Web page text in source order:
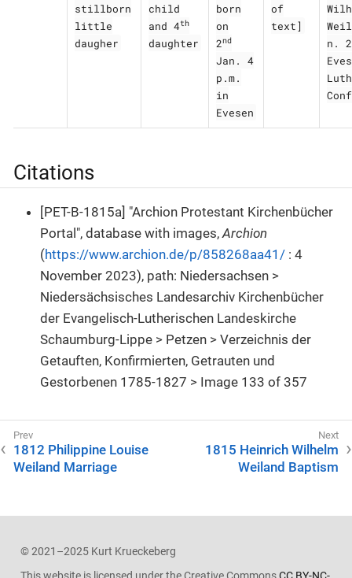
stillborn
little
daugher
child
and 4th
daughter
born
on
2nd
Jan. 4
p.m.
in
Evesen
of
text]
n.
Citations
[PET-B-1815a] "Archion Protestant Kirchenbücher
Portal", database with images,Archion
(https://www.archion.de/p/858268aa41/ : 4
November 2023), path: Niedersachsen >
Niedersächsisches Landesarchiv Kirchenbücher
der Evangelisch-Lutherischen Landeskirche
Schaumburg-Lippe > Petzen > Verzeichnis der
Getauften, Konfirmierten, Getrauten und
Gestorbenen 1785-1827 > Image 133 of 357
1812 Philippine Louise
Weiland Marriage
1815 Heinrich Wilhelm
Weiland Baptism
© 2021–2025 Kurt Krueckeberg
This website is licensed under the Creative CommonsCC BY-NC-